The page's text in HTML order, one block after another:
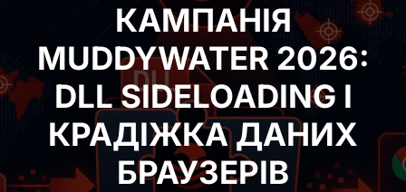
КАМПАНІЯ
MUDDYWATER 2026:
DLL SIDELOADING І
КРАДІЖКА ДАНИХ
БРАУЗЕРІВ